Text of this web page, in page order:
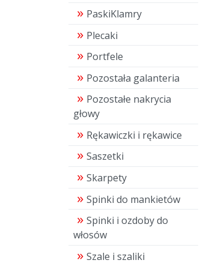
PaskiKlamry
Plecaki
Portfele
Pozostała galanteria
Pozostałe nakrycia
głowy
Rękawiczki i rękawice
Saszetki
Skarpety
Spinki do mankietów
Spinki i ozdoby do
włosów
Szale i szaliki